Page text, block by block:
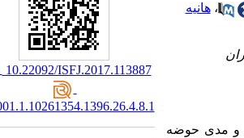
،هانیه
و مدی حوضه
‎ 10.22092/ISFJ.2017.113887